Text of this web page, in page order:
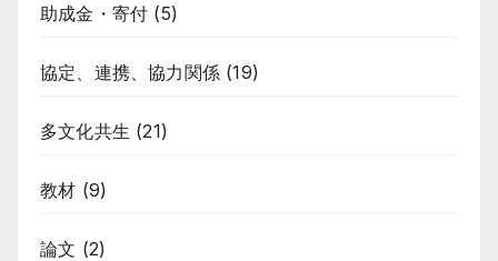
助成金・寄付 (5)
協定、連携、協力関係 (19)
多文化共生 (21)
教材 (9)
論文 (2)